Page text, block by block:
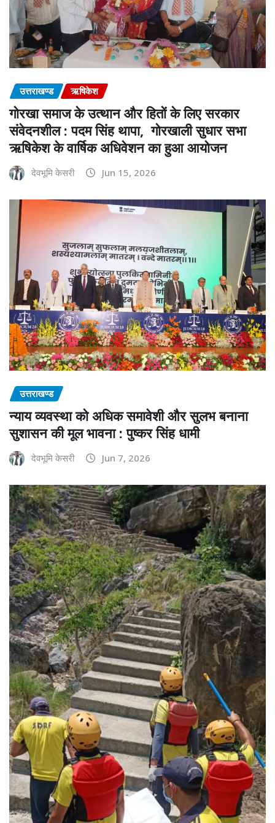
उत्तराखण्ड ऋषिकेश
गोरखा समाज के उत्थान और हितों के लिए सरकार
संवेदनशील : पदम सिंह थापा, गोरखाली सुधार सभा
ऋषिकेश के वार्षिक अधिवेशन का हुआ आयोजन
देवभूमि केसरी Jun 15, 2026
उत्तराखण्ड
न्याय व्यवस्था को अधिक समावेशी और सुलभ बनाना
सुशासन की मूल भावना : पुष्कर सिंह धामी
देवभूमि केसरी Jun 7, 2026